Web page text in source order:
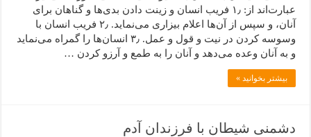
عبارت‌اند از: ۱٫ فریب انسان و زینت دادن بدی‌ها و گناهان برای
آنان، و سپس از آن‌ها اعلام بیزاری می‌نماید. ۲٫ فریب انسان با
وسوسه کردن در نیت و قول و عمل. ۳٫ انسان‌ها را گمراه می‌نماید
و به آنان وعده‌ می‌دهد و آنان را به طمع و آرزو کردن …
بیشتر بخوانید »
دشمنی شیطان با فرزندان آدم